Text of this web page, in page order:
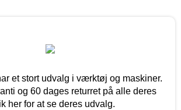
et stort udvalg i værktøj og maskiner.
og 60 dages returret på alle deres
her for at se deres udvalg.